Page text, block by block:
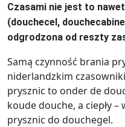
Czasami nie jest to
(douchecel,
odgrodzona od reszty
Samą czynność brania
niderlandzkim
prysznic to onder de
koude douche, a ciepły
prysznic do douchegel.